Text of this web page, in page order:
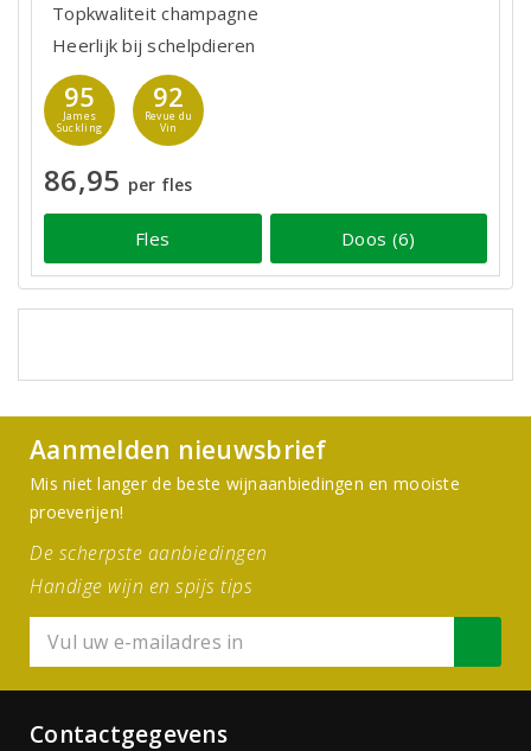
Topkwaliteit champagne
Heerlijk bij schelpdieren
95
James
Suckling
92
Revue du
Vin
86,95 per fles
Fles Doos (6)
Aanmelden nieuwsbrief
Mis niet langer de beste wijnaanbiedingen en mooiste
proeverijen!
De scherpste aanbiedingen
Handige wijn en spijs tips
Contactgegevens